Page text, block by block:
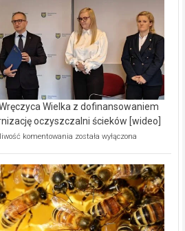
Wielka z dofinansowaniem
oczyszczalni ścieków [wideo]
komentowania Ekologiczne
Wręczyca
Wielka
z
dofinansowaniem
ponad
15,6
została wyłączona